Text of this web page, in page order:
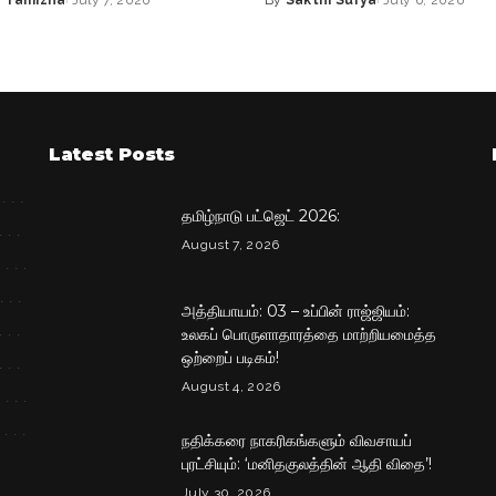
Posted
Latest Posts
தமிழ்நாடு பட்ஜெட் 2026:
August 7, 2026
அத்தியாயம்: 03 – உப்பின் ராஜ்ஜியம்:
உலகப் பொருளாதாரத்தை மாற்றியமைத்த
ஒற்றைப் படிகம்!
August 4, 2026
நதிக்கரை நாகரிகங்களும் விவசாயப்
புரட்சியும்: ‘மனிதகுலத்தின் ஆதி விதை’!
July 30, 2026